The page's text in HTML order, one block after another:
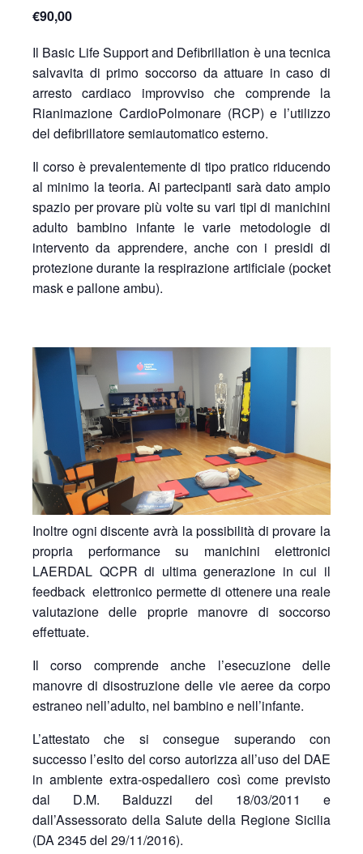
€90,00
Il Basic Life Support and Defibrillation è una tecnica
salvavita di primo soccorso da attuare in caso di
arresto cardiaco improvviso che comprende la
Rianimazione CardioPolmonare (RCP) e l’utilizzo
del defibrillatore semiautomatico esterno.
Il corso è prevalentemente di tipo pratico riducendo
al minimo la teoria. Ai partecipanti sarà dato ampio
spazio per provare più volte su vari tipi di manichini
adulto bambino infante le varie metodologie di
intervento da apprendere, anche con i presidi di
protezione durante la respirazione artificiale (pocket
mask e pallone ambu).
Inoltre ogni discente avrà la possibilità di provare la
propria performance su manichini elettronici
LAERDAL QCPR di ultima generazione in cui il
feedback elettronico permette di ottenere una reale
valutazione delle proprie manovre di soccorso
effettuate.
Il corso comprende anche l’esecuzione delle
manovre di disostruzione delle vie aeree da corpo
estraneo nell’adulto, nel bambino e nell’infante.
L’attestato che si consegue superando con
successo l’esito del corso autorizza all’uso del DAE
in ambiente extra-ospedaliero così come previsto
dal D.M. Balduzzi del 18/03/2011 e
dall’Assessorato della Salute della Regione Sicilia
(DA 2345 del 29/11/2016).